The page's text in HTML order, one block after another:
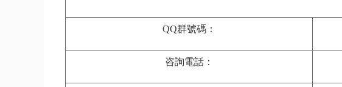
QQ群號碼：
咨詢電話：